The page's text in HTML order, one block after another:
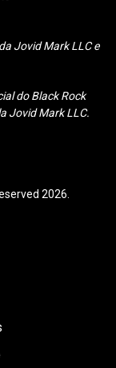
Jovid Mark LLC e
do Black Rock
Jovid Mark LLC.
2026.